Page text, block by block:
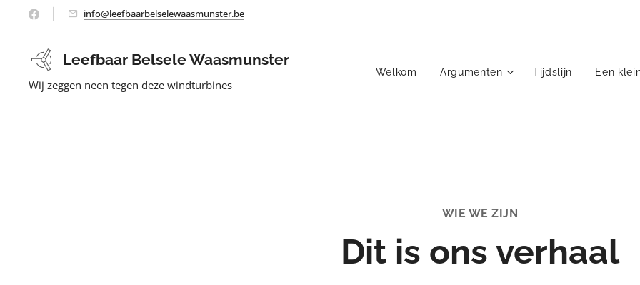
info@leefbaarbelselewaasmunster.be
Leefbaar Belsele Waasmunster
Wij zeggen neen tegen deze windturbines
Welkom Argumenten Tijdslijn Een
WIE WE ZIJN
Dit is ons verhaal